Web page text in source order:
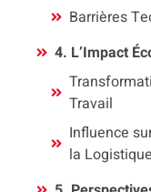
Barrières
4. L’Impact
Travail
Influence
la Logistique